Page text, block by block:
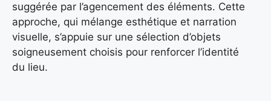
suggérée par l’agencement des éléments. Cette
approche, qui mélange esthétique et narration
visuelle, s’appuie sur une sélection d’objets
soigneusement choisis pour renforcer l’identité
du lieu.